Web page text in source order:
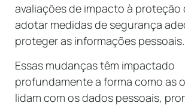
avaliações de impacto à proteção
adotar medidas de segurança
proteger as informações pessoais.
Essas mudanças têm impactado
profundamente a forma como as
lidam com os dados pessoais,